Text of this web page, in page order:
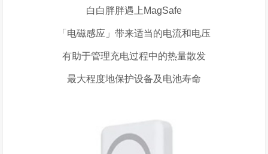
白白胖胖遇上 MagSafe
「电磁感应」带来适当的电流和电压
有助于管理充电过程中的热量散发
最大程度地保护设备及电池寿命